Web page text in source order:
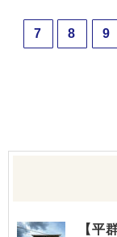
7 8 9
【平